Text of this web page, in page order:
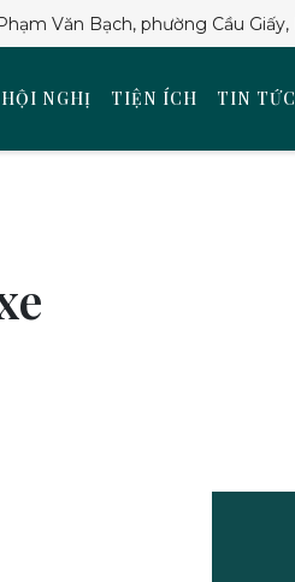
Văn Bạch, phường Cầu Giấy,
HỘI NGHỊ TIỆN ÍCH TIN TỨC